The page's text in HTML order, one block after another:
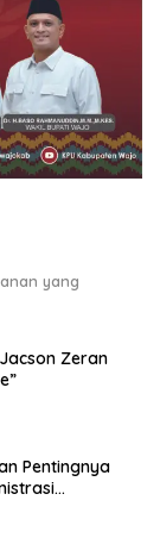
yang
Zeran
Pentingnya